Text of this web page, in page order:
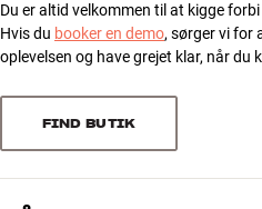
3
2
Sorter efter
Du er altid velkommen til at kigge
Hvis du booker en demo, sørger vi for
oplevelsen og have grejet klar, når du
FIND BUTIK